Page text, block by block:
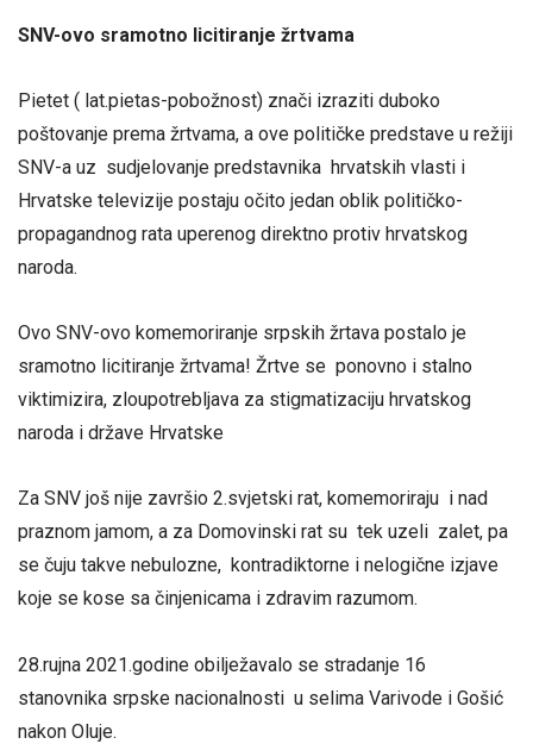
SNV-ovo sramotno licitiranje žrtvama
Pietet ( lat.pietas-pobožnost) znači izraziti duboko
poštovanje prema žrtvama, a ove političke predstave u režiji
SNV-a uz sudjelovanje predstavnika hrvatskih vlasti i
Hrvatske televizije postaju očito jedan oblik političko-
propagandnog rata uperenog direktno protiv hrvatskog
naroda.
Ovo SNV-ovo komemoriranje srpskih žrtava postalo je
sramotno licitiranje žrtvama! Žrtve se ponovno i stalno
viktimizira, zloupotrebljava za stigmatizaciju hrvatskog
naroda i države Hrvatske
Za SNV još nije završio 2.svjetski rat, komemoriraju i nad
praznom jamom, a za Domovinski rat su tek uzeli zalet, pa
se čuju takve nebulozne, kontradiktorne i nelogične izjave
koje se kose sa činjenicama i zdravim razumom.
28.rujna 2021.godine obilježavalo se stradanje 16
stanovnika srpske nacionalnosti u selima Varivode i Gošić
nakon Oluje.